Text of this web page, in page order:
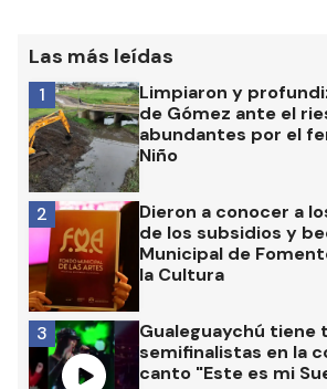
Las más leídas
Limpiaron y
de Gómez ante el
abundantes por el
Niño
1
Dieron a conocer a
de los subsidios y
Municipal de
la Cultura
2
Gualeguaychú tiene
semifinalistas en la
canto "Este es mi
3